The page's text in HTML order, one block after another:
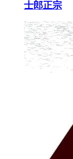
士郎正宗